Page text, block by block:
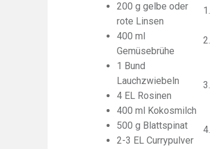
200 g gelbe oder
rote Linsen
400 ml
Gemüsebrühe
1 Bund
Lauchzwiebeln
4 EL Rosinen
400 ml Kokosmilch
500 g Blattspinat
2-3 EL Currypulver